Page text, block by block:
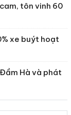
tôn vinh 60
xe buýt hoạt
Hà và phát